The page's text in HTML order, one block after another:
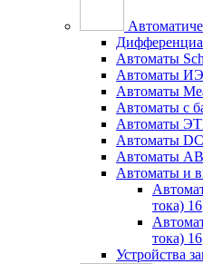
Автоматы
Автоматы
Автоматы
Автоматы с
Автоматы
Автоматы DC
Автоматы
Автоматы и
тока) 16
тока) 16
Устройства